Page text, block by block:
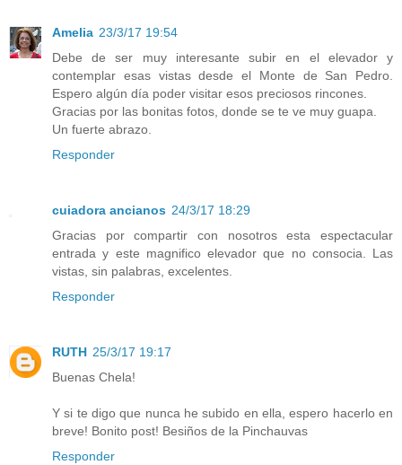
Amelia 23/3/17 19:54
Debe de ser muy interesante subir en el elevador y
contemplar esas vistas desde el Monte de San Pedro.
Espero algún día poder visitar esos preciosos rincones.
Gracias por las bonitas fotos, donde se te ve muy guapa.
Un fuerte abrazo.
Responder
cuiadora ancianos 24/3/17 18:29
Gracias por compartir con nosotros esta espectacular
entrada y este magnifico elevador que no consocia. Las
vistas, sin palabras, excelentes.
Responder
RUTH 25/3/17 19:17
Buenas Chela!
Y si te digo que nunca he subido en ella, espero hacerlo en
breve! Bonito post! Besiños de la Pinchauvas
Responder